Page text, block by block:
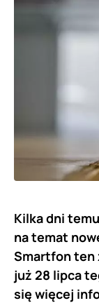
Kilka dni
na temat
Smartfon ten
już 28 lipca
się więcej